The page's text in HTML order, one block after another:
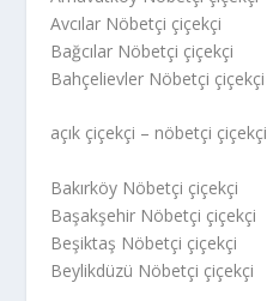
Avcılar Nöbetçi çiçekçi
Bağcılar Nöbetçi çiçekçi
Bahçelievler Nöbetçi çiçekçi
açık çiçekçi – nöbetçi çiçekçi
Bakırköy Nöbetçi çiçekçi
Başakşehir Nöbetçi çiçekçi
Beşiktaş Nöbetçi çiçekçi
Beylikdüzü Nöbetçi çiçekçi